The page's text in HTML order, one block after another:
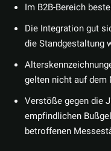
Im B2B-Bereich
Die Integration gut
die Standgestaltung
gelten nicht auf dem
Verstöße gegen die
empfindlichen
betroffenen